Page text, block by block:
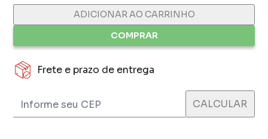
ADICIONAR AO CARRINHO
COMPRAR
Frete e prazo de entrega